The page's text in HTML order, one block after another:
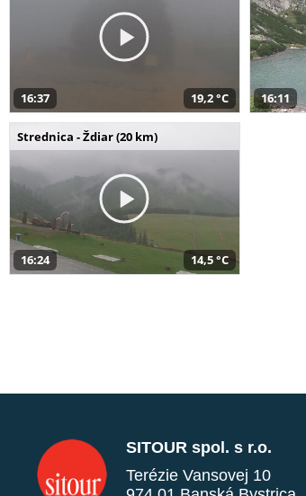
16:37 19,2 °C 16:11
Strednica - Ždiar (20 km)
16:24 14,5 °C
SITOUR spol. s r.o.
Terézie Vansovej 10